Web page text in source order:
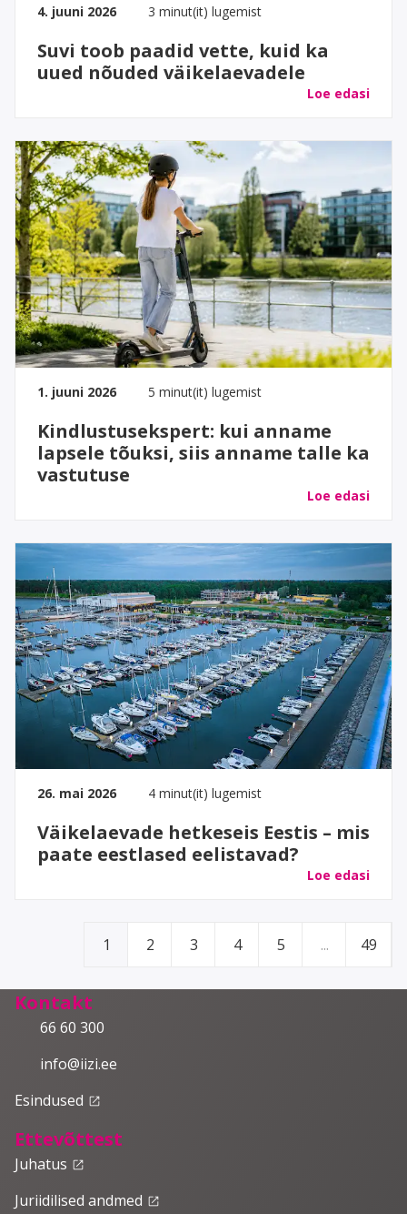
4. juuni 2026 3 minut(it) lugemist
Suvi toob paadid vette, kuid ka
uued nõuded väikelaevadele
Loe edasi
1. juuni 2026 5 minut(it) lugemist
Kindlustusekspert: kui anname
lapsele tõuksi, siis anname talle ka
vastutuse
Loe edasi
26. mai 2026 4 minut(it) lugemist
Väikelaevade hetkeseis Eestis – mis
paate eestlased eelistavad?
Loe edasi
1 2 3 4 5 ... 49
Kontakt
66 60 300
info@iizi.ee
Esindused launch
Ettevõttest
Juhatus launch
Juriidilised andmed launch